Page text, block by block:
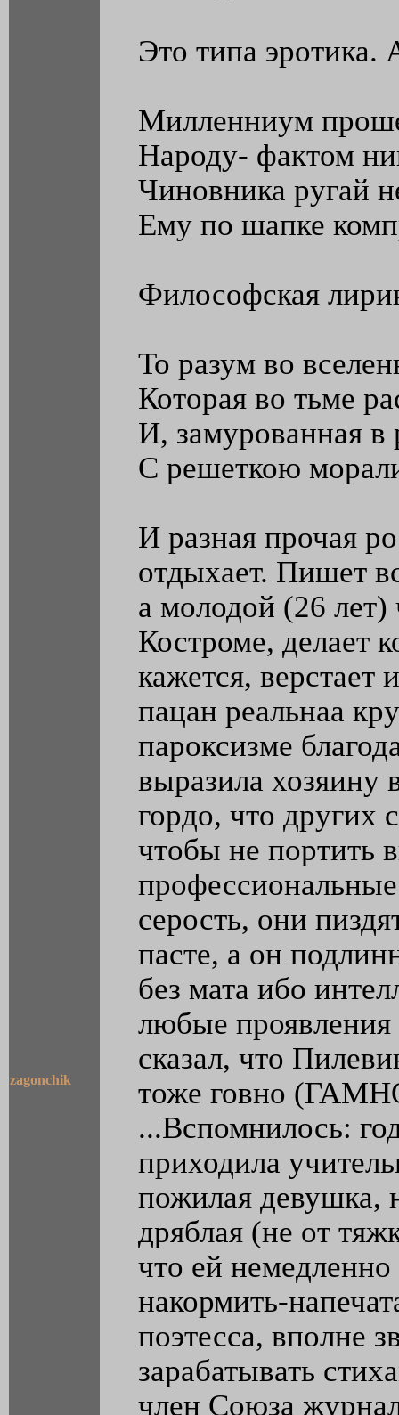
zagonchik
Это типа
Милленниум
Народу- фактом
Чиновника ругай
Ему по шапке
Философская
То разум во
Которая во тьме
И, замурованная
С решеткою
И разная прочая
отдыхает. Пишет
а молодой (26 лет)
Костроме, делает
кажется, верстает
пацан реальнаа
пароксизме
выразила хозяину
гордо, что других
чтобы не портить
серость, они
пасте, а он
без мата ибо
любые
сказал, что
тоже говно
...Вспомнилось:
приходила
пожилая девушка,
дряблая (не от
что ей
накормить-
поэтесса, вполне
зарабатывать
член Союза